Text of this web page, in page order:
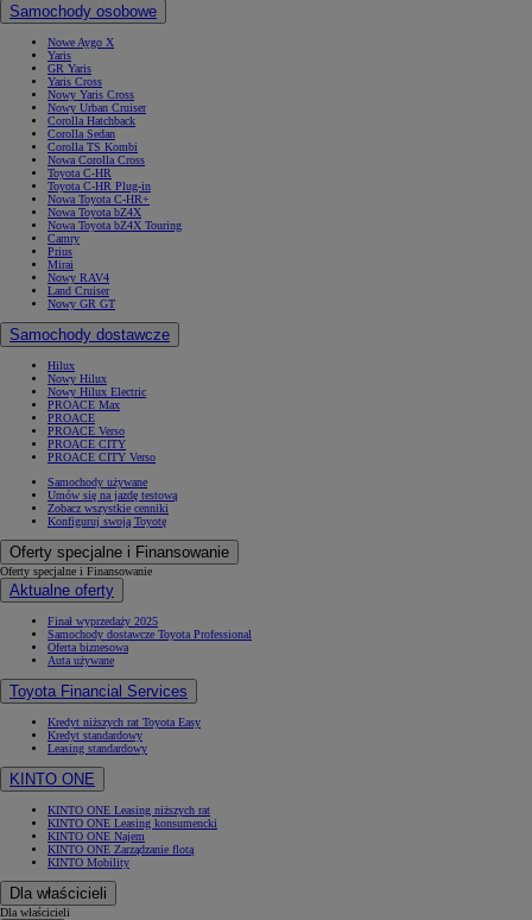
Samochody osobowe
Nowe Aygo X
Yaris
GR Yaris
Yaris Cross
Nowy Yaris Cross
Nowy Urban Cruiser
Corolla Hatchback
Corolla Sedan
Corolla TS Kombi
Nowa Corolla Cross
Toyota C-HR
Toyota C-HR Plug-in
Nowa Toyota C-HR+
Nowa Toyota bZ4X
Nowa Toyota bZ4X Touring
Camry
Prius
Mirai
Nowy RAV4
Land Cruiser
Nowy GR GT
Samochody dostawcze
Hilux
Nowy Hilux
Nowy Hilux Electric
PROACE Max
PROACE
PROACE Verso
PROACE CITY
PROACE CITY Verso
Samochody używane
Umów się na jazdę testową
Zobacz wszystkie cenniki
Konfiguruj swoją Toyotę
Oferty specjalne i Finansowanie
Oferty specjalne i Finansowanie
Aktualne oferty
Finał wyprzedaży 2025
Samochody dostawcze Toyota Professional
Oferta biznesowa
Auta używane
Toyota Financial Services
Kredyt niższych rat Toyota Easy
Kredyt standardowy
Leasing standardowy
KINTO ONE
KINTO ONE Leasing niższych rat
KINTO ONE Leasing konsumencki
KINTO ONE Najem
KINTO ONE Zarządzanie flotą
KINTO Mobility
Dla właścicieli
Dla właścicieli